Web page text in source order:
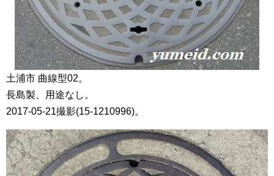
土浦市 曲線型02。
長島製、用途なし。
2017-05-21撮影(15-1210996)。